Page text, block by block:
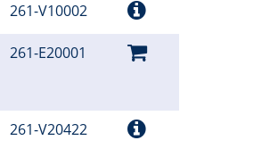
261-V10002
261-E20001
261-V20422